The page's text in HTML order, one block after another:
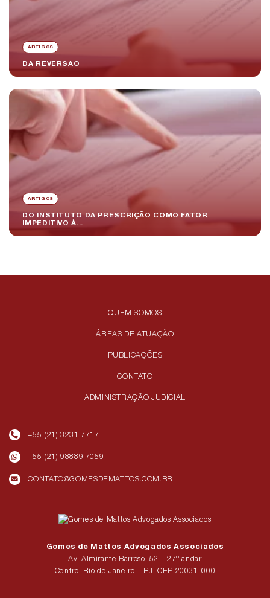
ARTIGOS
DA REVERSÃO
ARTIGOS
DO INSTITUTO DA PRESCRIÇÃO COMO FATOR
IMPEDITIVO À...
QUEM SOMOS
ÁREAS DE ATUAÇÃO
PUBLICAÇÕES
CONTATO
ADMINISTRAÇÃO JUDICIAL
+55 (21) 3231 7717
+55 (21) 98889 7059
CONTATO@GOMESDEMATTOS.COM.BR
Gomes de Mattos Advogados Associados
Av. Almirante Barroso, 52 – 27º andar
Centro, Rio de Janeiro – RJ, CEP 20031-000